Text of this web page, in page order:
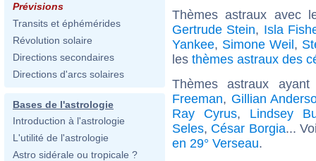
Prévisions
Transits et éphémérides
Révolution solaire
Directions secondaires
Directions d'arcs solaires
Bases de l'astrologie
Introduction à l'astrologie
L'utilité de l'astrologie
Astro sidérale ou tropicale ?
Thèmes astraux avec
Gertrude Stein, Isla
Yankee, Simone Weil,
les thèmes astraux des
Thèmes astraux
Freeman, Gillian
Ray Cyrus, Lindsey
Seles, César Borgia...
en 29° Verseau.